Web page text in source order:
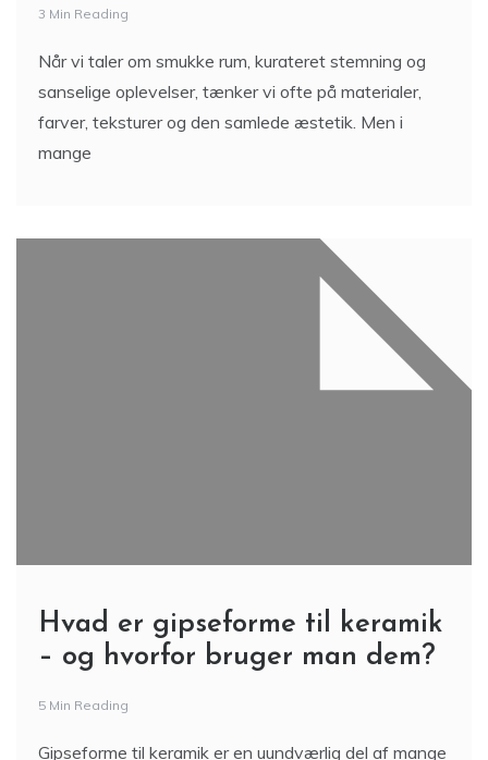
3 Min Reading
Når vi taler om smukke rum, kurateret stemning og
sanselige oplevelser, tænker vi ofte på materialer,
farver, teksturer og den samlede æstetik. Men i
mange
Hvad er gipseforme til keramik
– og hvorfor bruger man dem?
5 Min Reading
Gipseforme til keramik er en uundværlig del af mange